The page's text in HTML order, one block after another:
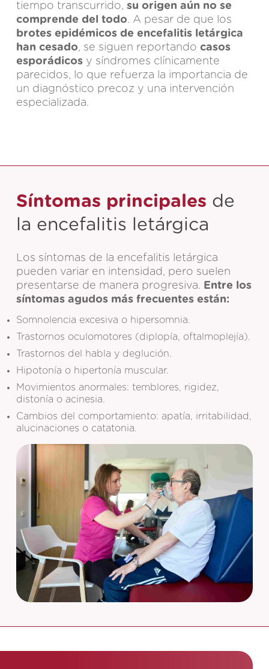
tiempo transcurrido, su origen aún no se
comprende del todo. A pesar de que los
brotes epidémicos de encefalitis letárgica
han cesado, se siguen reportando casos
esporádicos y síndromes clínicamente
parecidos, lo que refuerza la importancia de
un diagnóstico precoz y una intervención
especializada.
Síntomas principales de
la encefalitis letárgica
Los síntomas de la encefalitis letárgica
pueden variar en intensidad, pero suelen
presentarse de manera progresiva. Entre los
síntomas agudos más frecuentes están:
Somnolencia excesiva o hipersomnia.
Trastornos oculomotores (diplopía, oftalmoplejía).
Trastornos del habla y deglución.
Hipotonía o hipertonía muscular.
Movimientos anormales: temblores, rigidez,
distonía o acinesia.
Cambios del comportamiento: apatía, irritabilidad,
alucinaciones o catatonia.